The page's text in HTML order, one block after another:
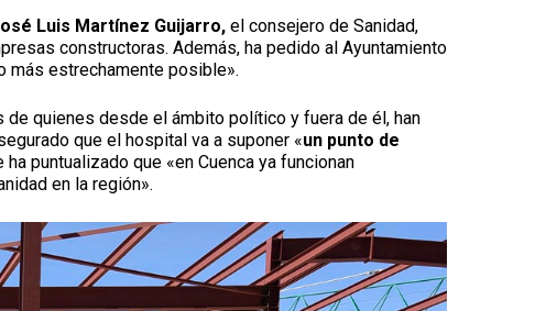
Luis Martínez Guijarro, el consejero de Sanidad,
constructoras. Además, ha pedido al Ayuntamiento
más estrechamente posible».
quienes desde el ámbito político y fuera de él, han
que el hospital va a suponer «un punto de
ha puntualizado que «en Cuenca ya funcionan
en la región».